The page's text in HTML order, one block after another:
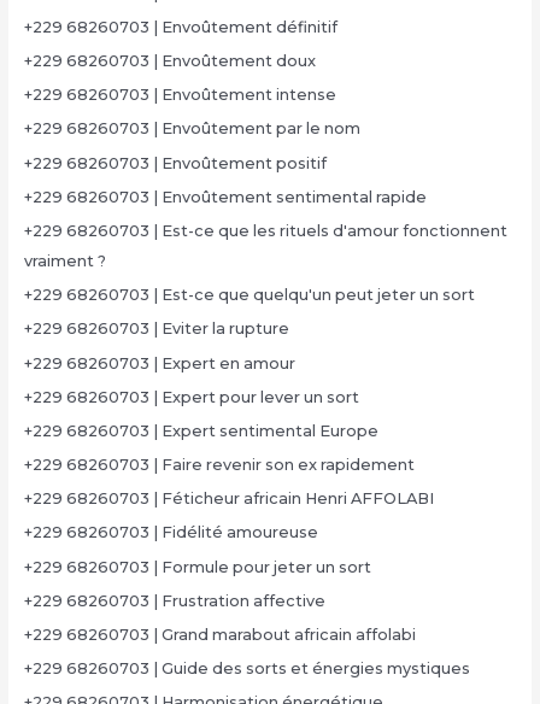
+229 68260703 | Envoûtement définitif
+229 68260703 | Envoûtement doux
+229 68260703 | Envoûtement intense
+229 68260703 | Envoûtement par le nom
+229 68260703 | Envoûtement positif
+229 68260703 | Envoûtement sentimental rapide
+229 68260703 | Est-ce que les rituels d'amour fonctionnent
vraiment ?
+229 68260703 | Est-ce que quelqu'un peut jeter un sort
+229 68260703 | Eviter la rupture
+229 68260703 | Expert en amour
+229 68260703 | Expert pour lever un sort
+229 68260703 | Expert sentimental Europe
+229 68260703 | Faire revenir son ex rapidement
+229 68260703 | Féticheur africain Henri AFFOLABI
+229 68260703 | Fidélité amoureuse
+229 68260703 | Formule pour jeter un sort
+229 68260703 | Frustration affective
+229 68260703 | Grand marabout africain affolabi
+229 68260703 | Guide des sorts et énergies mystiques